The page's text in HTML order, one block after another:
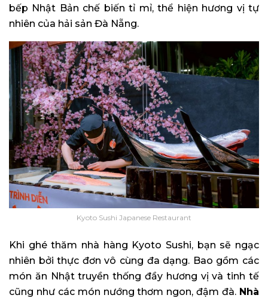
bếp Nhật Bản chế biến tỉ mỉ, thể hiện hương vị tự
nhiên của hải sản Đà Nẵng.
Kyoto Sushi Japanese Restaurant
Khi ghé thăm nhà hàng Kyoto Sushi, bạn sẽ ngạc
nhiên bởi thực đơn vô cùng đa dạng. Bao gồm các
món ăn Nhật truyền thống đầy hương vị và tinh tế
cũng như các món nướng thơm ngon, đậm đà. Nhà